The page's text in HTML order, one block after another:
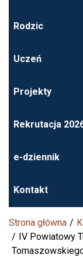
Rodzic
Uczeń
Projekty
Rekrutacja
e-dziennik
Kontakt
Strona główna
IV Powiatowy